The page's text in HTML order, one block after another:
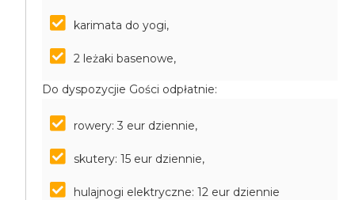
karimata do yogi,
2 leżaki basenowe,
Do dyspozycjie Gości odpłatnie:
rowery: 3 eur dziennie,
skutery: 15 eur dziennie,
hulajnogi elektryczne: 12 eur dziennie